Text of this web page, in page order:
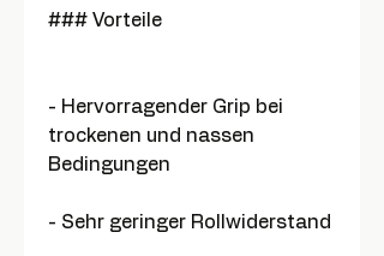
### Vorteile
- Hervorragender Grip bei
trockenen und nassen
Bedingungen
- Sehr geringer Rollwiderstand